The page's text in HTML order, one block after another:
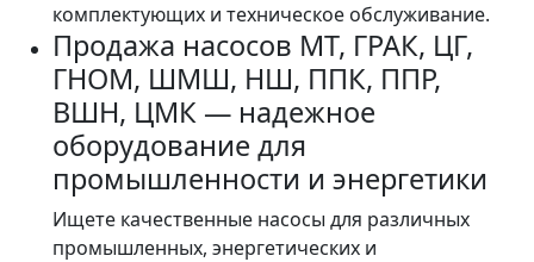
комплектующих и техническое обслуживание.
Продажа насосов МТ, ГРАК, ЦГ,
ГНОМ, ШМШ, НШ, ППК, ППР,
ВШН, ЦМК — надежное
оборудование для
промышленности и энергетики
Ищете качественные насосы для различных
промышленных, энергетических и